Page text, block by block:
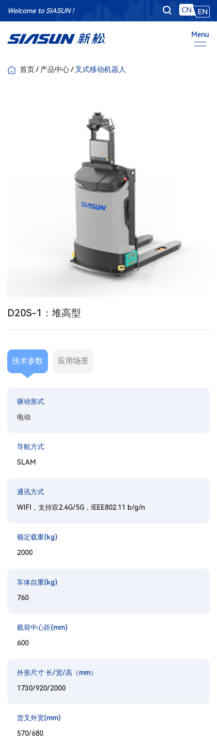
Menu
Welcome to SIASUN !
首页/ 产品中心/ 叉式移动机器人
D20S-1：堆高型
技术参数 应用场景
驱动形式
电动
导航方式
SLAM
通讯方式
WIFI，支持双2.4G/5G，IEEE802.11 b/g/n
额定载重(kg)
2000
车体自重(kg)
760
载荷中心距(mm)
600
外形尺寸 长/宽/高（mm）
1730/920/2000
货叉外宽(mm)
570/680